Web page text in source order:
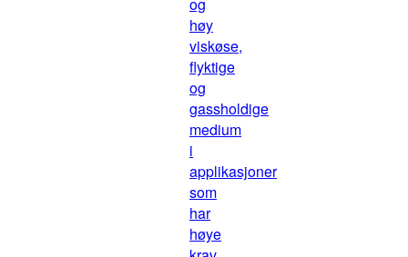
høy
viskøse,
flyktige
og
gassholdige
medium
i
applikasjoner
som
har
høye